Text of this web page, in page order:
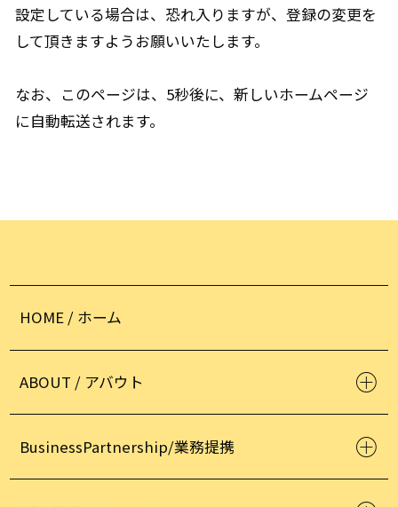
設定している場合は、恐れ入りますが、登録の変更を
して頂きますようお願いいたします。
なお、このページは、5秒後に、新しいホームページ
に自動転送されます。
HOME / ホーム
ABOUT / アバウト
BusinessPartnership/業務提携